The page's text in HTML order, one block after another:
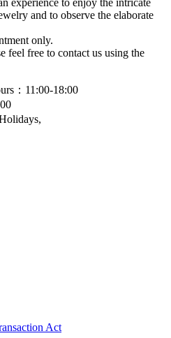
and to observe the elaborate
only.
feel free to contact us using the
：11:00-18:00
Act